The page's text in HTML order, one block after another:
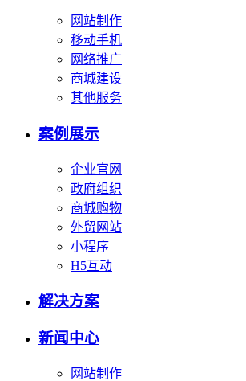
网站制作
移动手机
网络推广
商城建设
其他服务
案例展示
企业官网
政府组织
商城购物
外贸网站
小程序
H5互动
解决方案
新闻中心
网站制作